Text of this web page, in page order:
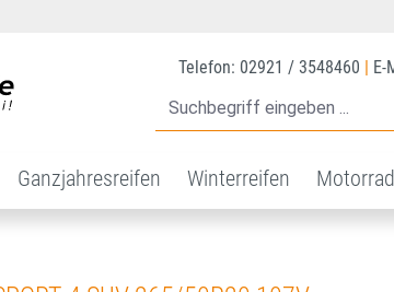
Telefon: 02921 / 3548460
Ganzjahresreifen Winterreifen